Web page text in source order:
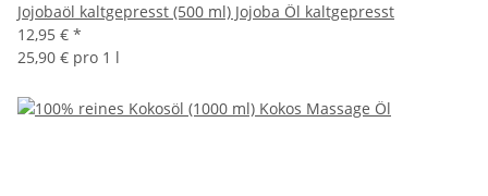
Jojobaöl kaltgepresst (500 ml) Jojoba Öl kaltgepresst
12,95 € *
25,90 € pro 1 l